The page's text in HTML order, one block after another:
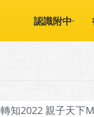
認識附中
轉知2022 親子天下